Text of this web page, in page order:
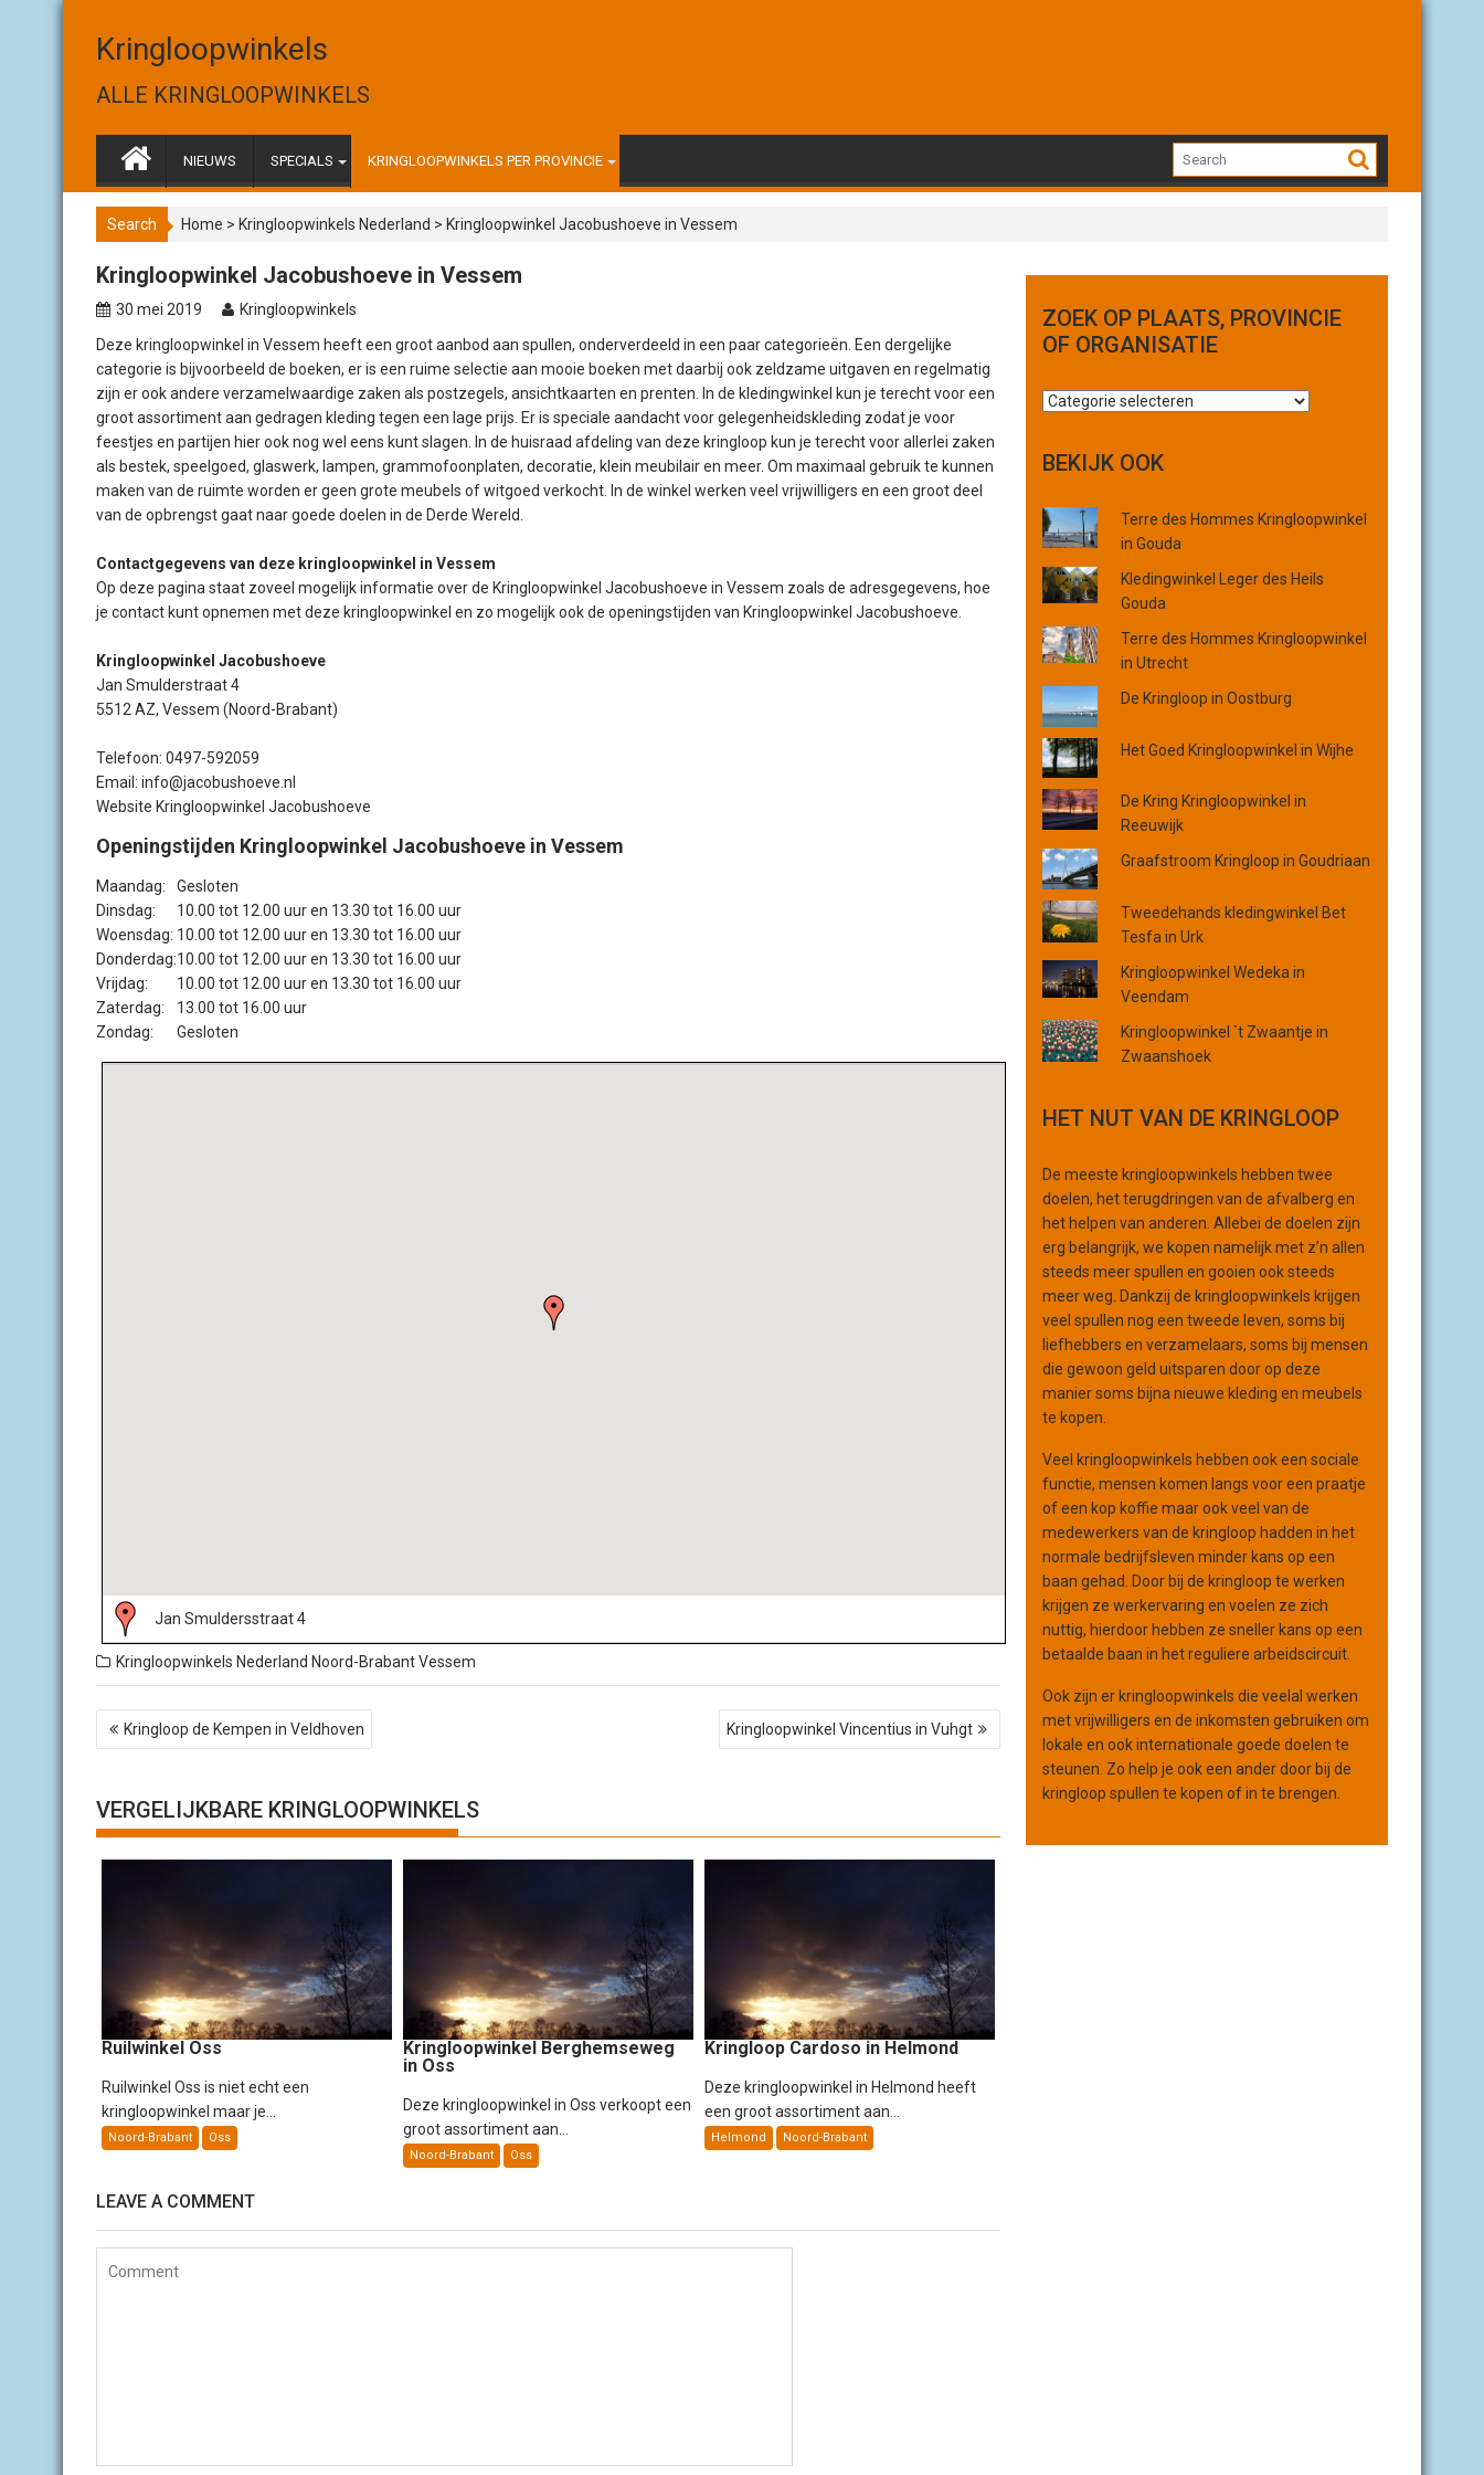
Kringloopwinkels
ALLE KRINGLOOPWINKELS
NIEUWS SPECIALS KRINGLOOPWINKELS PER PROVINCIE
Search Home > Kringloopwinkels Nederland > Kringloopwinkel Jacobushoeve in Vessem
Kringloopwinkel Jacobushoeve in Vessem
30 mei 2019
Kringloopwinkels
Deze kringloopwinkel in Vessem heeft een groot aanbod aan spullen, onderverdeeld in een paar categorieën. Een dergelijke
categorie is bijvoorbeeld de boeken, er is een ruime selectie aan mooie boeken met daarbij ook zeldzame uitgaven en regelmatig
zijn er ook andere verzamelwaardige zaken als postzegels, ansichtkaarten en prenten. In de kledingwinkel kun je terecht voor een
groot assortiment aan gedragen kleding tegen een lage prijs. Er is speciale aandacht voor gelegenheidskleding zodat je voor
feestjes en partijen hier ook nog wel eens kunt slagen. In de huisraad afdeling van deze kringloop kun je terecht voor allerlei zaken
als bestek, speelgoed, glaswerk, lampen, grammofoonplaten, decoratie, klein meubilair en meer. Om maximaal gebruik te kunnen
maken van de ruimte worden er geen grote meubels of witgoed verkocht. In de winkel werken veel vrijwilligers en een groot deel
van de opbrengst gaat naar goede doelen in de Derde Wereld.
Contactgegevens van deze kringloopwinkel in Vessem
Op deze pagina staat zoveel mogelijk informatie over de Kringloopwinkel Jacobushoeve in Vessem zoals de adresgegevens, hoe
je contact kunt opnemen met deze kringloopwinkel en zo mogelijk ook de openingstijden van Kringloopwinkel Jacobushoeve.
Kringloopwinkel Jacobushoeve
Jan Smulderstraat 4
5512 AZ, Vessem (Noord-Brabant)
Telefoon: 0497-592059
Email: info@jacobushoeve.nl
Website Kringloopwinkel Jacobushoeve
Openingstijden Kringloopwinkel Jacobushoeve in Vessem
Maandag:
Gesloten
Dinsdag:
10.00 tot 12.00 uur en 13.30 tot 16.00 uur
Woensdag: 10.00 tot 12.00 uur en 13.30 tot 16.00 uur
Donderdag:10.00 tot 12.00 uur en 13.30 tot 16.00 uur
Vrijdag:
10.00 tot 12.00 uur en 13.30 tot 16.00 uur
Zaterdag:
13.00 tot 16.00 uur
Zondag:
Gesloten
Jan Smuldersstraat 4
Kringloopwinkels Nederland Noord-BrabantVessem
e
c
h
e
Kringloop de Kempen in Veldhoven Kringloopwinkel Vincentius in Vuhgt
VERGELIJKBARE KRINGLOOPWINKELS
Ruilwinkel Oss
Ruilwinkel Oss is niet echt een
kringloopwinkel maar je...
Noord-Brabant Oss
Kringloopwinkel Berghemseweg
in Oss
Deze kringloopwinkel in Oss verkoopt een
groot assortiment aan...
Noord-Brabant Oss
Kringloop Cardoso in Helmond
Deze kringloopwinkel in Helmond heeft
een groot assortiment aan...
Helmond Noord-Brabant
LEAVE A COMMENT
ZOEK OP PLAATS, PROVINCIE
OF ORGANISATIE
Z
k
p
p
l
a
t
s
,
p
r
o
v
i
c
i
e
o
f
o
g
a
i
s
t
i
e
BEKIJK OOK
Terre des Hommes Kringloopwinkel
in Gouda
Kledingwinkel Leger des Heils
Gouda
Terre des Hommes Kringloopwinkel
in Utrecht
De Kringloop in Oostburg
Het Goed Kringloopwinkel in Wijhe
De Kring Kringloopwinkel in
Reeuwijk
Graafstroom Kringloop in Goudriaan
Tweedehands kledingwinkel Bet
Tesfa in Urk
Kringloopwinkel Wedeka in
Veendam
Kringloopwinkel `t Zwaantje in
Zwaanshoek
HET NUT VAN DE KRINGLOOP
De meeste kringloopwinkels hebben twee
doelen, het terugdringen van de afvalberg en
het helpen van anderen. Allebei de doelen zijn
erg belangrijk, we kopen namelijk met z’n allen
steeds meer spullen en gooien ook steeds
meer weg. Dankzij de kringloopwinkels krijgen
veel spullen nog een tweede leven, soms bij
liefhebbers en verzamelaars, soms bij mensen
die gewoon geld uitsparen door op deze
manier soms bijna nieuwe kleding en meubels
te kopen.
Veel kringloopwinkels hebben ook een sociale
functie, mensen komen langs voor een praatje
of een kop koffie maar ook veel van de
medewerkers van de kringloop hadden in het
normale bedrijfsleven minder kans op een
baan gehad. Door bij de kringloop te werken
krijgen ze werkervaring en voelen ze zich
nuttig, hierdoor hebben ze sneller kans op een
betaalde baan in het reguliere arbeidscircuit.
Ook zijn er kringloopwinkels die veelal werken
met vrijwilligers en de inkomsten gebruiken om
lokale en ook internationale goede doelen te
steunen. Zo help je ook een ander door bij de
kringloop spullen te kopen of in te brengen.